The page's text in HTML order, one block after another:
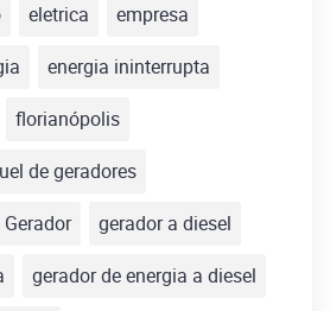
eletrica
empresa
energia ininterrupta
florianópolis
de geradores
Gerador
gerador a diesel
gerador de energia a diesel